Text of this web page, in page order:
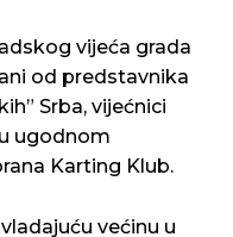
vijeća grada
od predstavnika
Srba, vijećnici
ugodnom
Karting Klub.
većinu u